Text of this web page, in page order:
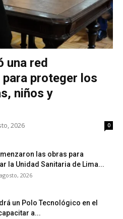
una red
proteger los
niños y
2026 0
las obras para
la Unidad Sanitaria de Lima...
2026
un Polo Tecnológico en el
a...